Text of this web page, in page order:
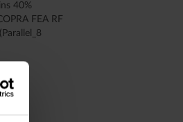
40%
FEA RF